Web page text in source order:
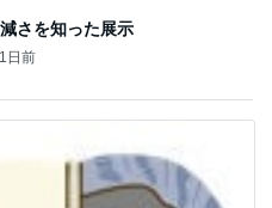
さを知った展示
1日前